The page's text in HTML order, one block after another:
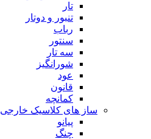
تار
تنبور و دوتار
رباب
سنتور
سه تار
شورانگیز
عود
قانون
کمانچه
ساز های کلاسیک خارجی
پیانو
چنگ